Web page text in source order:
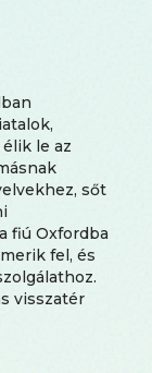
le az
sőt
fiú Oxfordba
fel, és
visszatér
immár